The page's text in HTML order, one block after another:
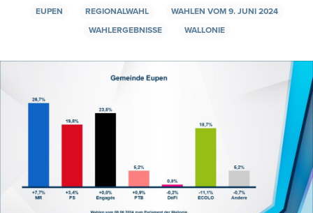
EUPEN REGIONALWAHL
WAHLEN VOM 9. JUNI 2024
WAHLERGEBNISSE
WALLONIE